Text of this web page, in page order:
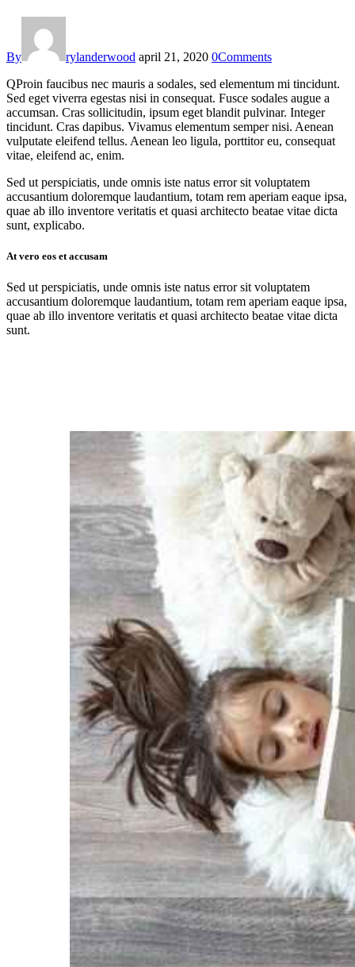
By rylanderwood april 21, 2020 0Comments
QProin faucibus nec mauris a sodales, sed elementum mi tincidunt.
Sed eget viverra egestas nisi in consequat. Fusce sodales augue a
accumsan. Cras sollicitudin, ipsum eget blandit pulvinar. Integer
tincidunt. Cras dapibus. Vivamus elementum semper nisi. Aenean
vulputate eleifend tellus. Aenean leo ligula, porttitor eu, consequat
vitae, eleifend ac, enim.
Sed ut perspiciatis, unde omnis iste natus error sit voluptatem
accusantium doloremque laudantium, totam rem aperiam eaque ipsa,
quae ab illo inventore veritatis et quasi architecto beatae vitae dicta
sunt, explicabo.
At vero eos et accusam
Sed ut perspiciatis, unde omnis iste natus error sit voluptatem
accusantium doloremque laudantium, totam rem aperiam eaque ipsa,
quae ab illo inventore veritatis et quasi architecto beatae vitae dicta
sunt.